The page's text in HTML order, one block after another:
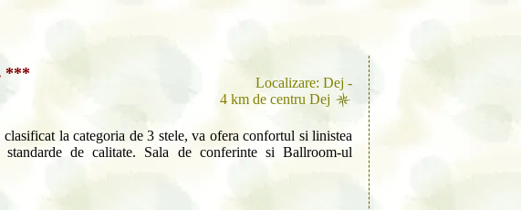
***
Localizare: Dej -
4 km de centru Dej
clasificat la categoria de 3 stele, va ofera confortul si linistea
de calitate. Sala de conferinte si Ballroom-ul